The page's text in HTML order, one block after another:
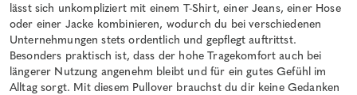
lässt sich unkompliziert mit einem T-Shirt, einer Jeans, einer Hose
oder einer Jacke kombinieren, wodurch du bei verschiedenen
Unternehmungen stets ordentlich und gepflegt auftrittst.
Besonders praktisch ist, dass der hohe Tragekomfort auch bei
längerer Nutzung angenehm bleibt und für ein gutes Gefühl im
Alltag sorgt. Mit diesem Pullover brauchst du dir keine Gedanken